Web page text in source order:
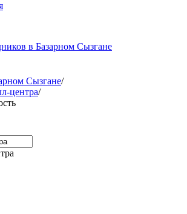
в Базарном Сызгане
Сызгане/
центра/